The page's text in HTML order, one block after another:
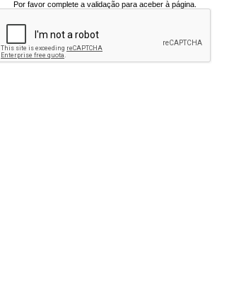
Por favor complete a validação para aceber à página.